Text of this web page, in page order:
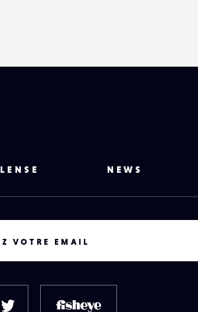
LENSE NEWS
VOTRE EMAIL
TWITTER